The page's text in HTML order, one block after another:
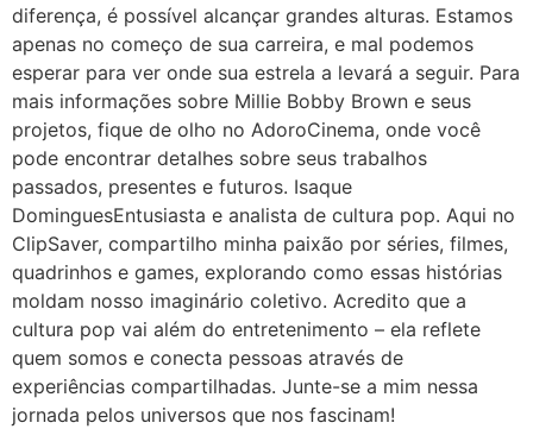
diferença, é possível alcançar grandes alturas. Estamos
apenas no começo de sua carreira, e mal podemos
esperar para ver onde sua estrela a levará a seguir. Para
mais informações sobre Millie Bobby Brown e seus
projetos, fique de olho no AdoroCinema, onde você
pode encontrar detalhes sobre seus trabalhos
passados, presentes e futuros. Isaque
DominguesEntusiasta e analista de cultura pop. Aqui no
ClipSaver, compartilho minha paixão por séries, filmes,
quadrinhos e games, explorando como essas histórias
moldam nosso imaginário coletivo. Acredito que a
cultura pop vai além do entretenimento – ela reflete
quem somos e conecta pessoas através de
experiências compartilhadas. Junte-se a mim nessa
jornada pelos universos que nos fascinam!